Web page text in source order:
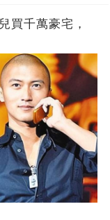
買千萬豪宅，